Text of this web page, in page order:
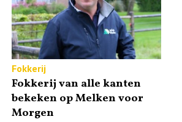
Fokkerij
Fokkerij van alle kanten
bekeken op Melken voor
Morgen